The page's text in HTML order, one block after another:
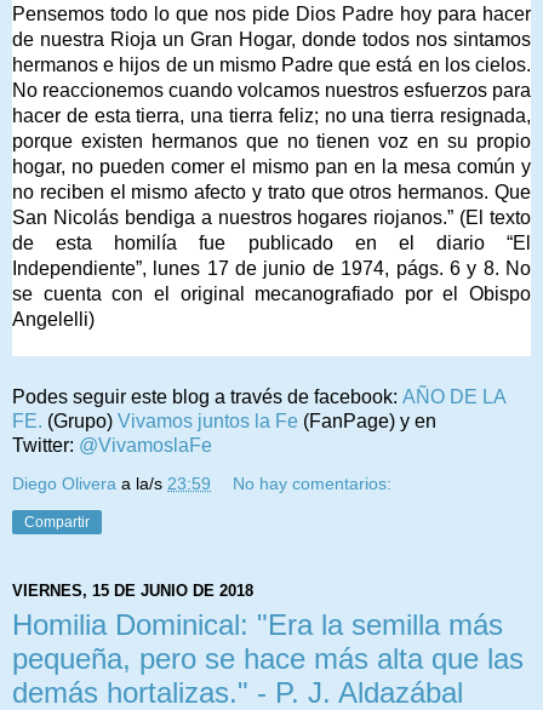
Pensemos todo lo que nos pide Dios Padre hoy para hacer
de nuestra Rioja un Gran Hogar, donde todos nos sintamos
hermanos e hijos de un mismo Padre que está en los cielos.
No reaccionemos cuando volcamos nuestros esfuerzos para
hacer de esta tierra, una tierra feliz; no una tierra resignada,
porque existen hermanos que no tienen voz en su propio
hogar, no pueden comer el mismo pan en la mesa común y
no reciben el mismo afecto y trato que otros hermanos. Que
San Nicolás bendiga a nuestros hogares riojanos.” (El texto
de esta homilía fue publicado en el diario “El
Independiente”, lunes 17 de junio de 1974, págs. 6 y 8. No
se cuenta con el original mecanografiado por el Obispo
Angelelli)
Podes seguir este blog a través de facebook: AÑO DE LA
FE. (Grupo) Vivamos juntos la Fe (FanPage) y en
Twitter: @VivamoslaFe
Diego Olivera a la/s 23:59 No hay comentarios:
Compartir
VIERNES, 15 DE JUNIO DE 2018
Homilia Dominical: "Era la semilla más
pequeña, pero se hace más alta que las
demás hortalizas." - P. J. Aldazábal